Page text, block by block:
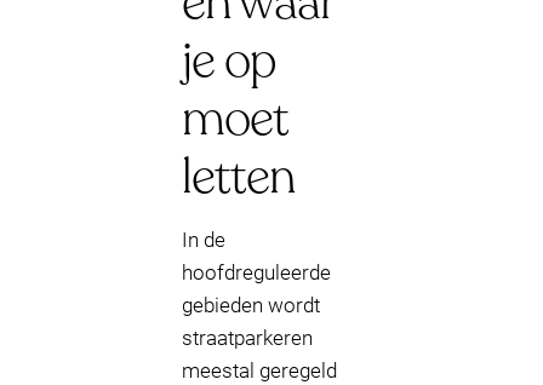
je op
moet
letten
In de
hoofdreguleerde
gebieden wordt
straatparkeren
meestal geregeld